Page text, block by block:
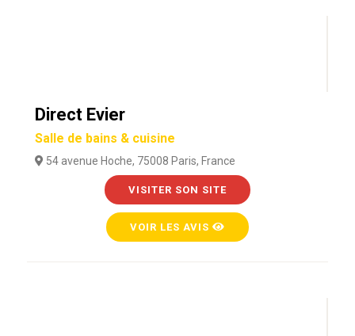
Direct Evier
Salle de bains & cuisine
54 avenue Hoche, 75008 Paris, France
VISITER SON SITE
VOIR LES AVIS